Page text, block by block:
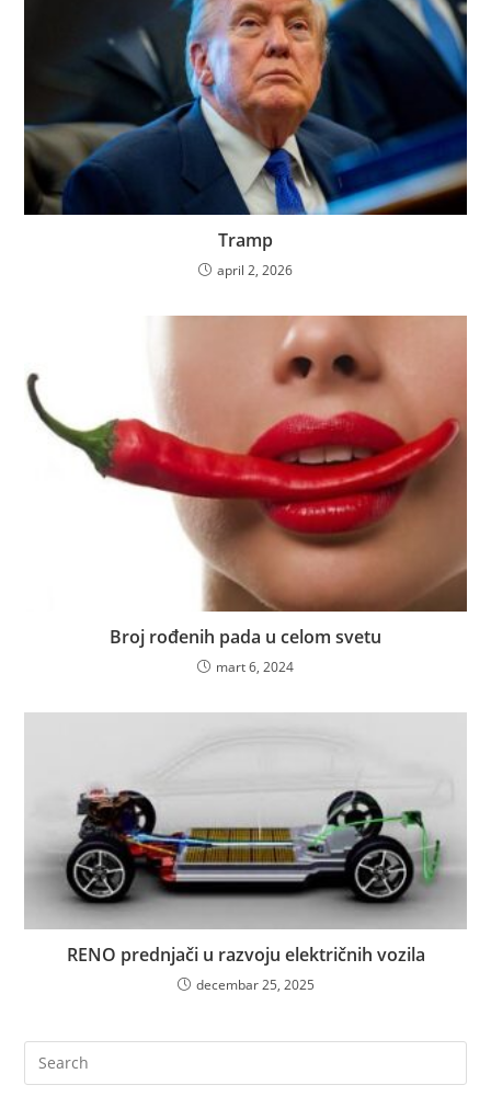
Tramp
april 2, 2026
Broj rođenih pada u celom svetu
mart 6, 2024
RENO prednjači u razvoju električnih vozila
decembar 25, 2025